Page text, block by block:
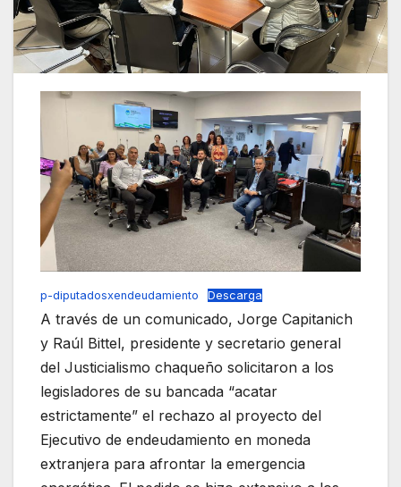
p-diputadosxendeudamiento Descarga
A través de un comunicado, Jorge Capitanich
y Raúl Bittel, presidente y secretario general
del Justicialismo chaqueño solicitaron a los
legisladores de su bancada “acatar
estrictamente” el rechazo al proyecto del
Ejecutivo de endeudamiento en moneda
extranjera para afrontar la emergencia